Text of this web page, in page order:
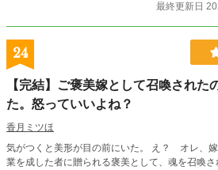
最終更新日
24
【完結】ご褒美嫁として召喚された
た。怒っていいよね？
香月ミツほ
気がつくと美形が目の前にいた。 え？ オレ、嫁
業を成した者に贈られる褒美として、魂を召喚